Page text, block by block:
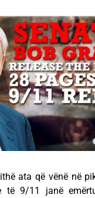
ata që vënë në
të 9/11 janë